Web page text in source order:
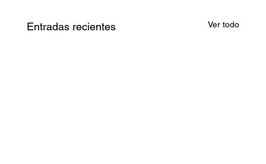
Entradas recientes Ver todo